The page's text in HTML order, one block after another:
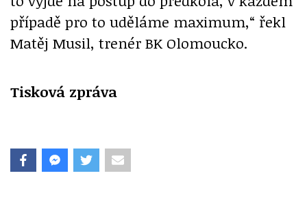
případě pro to uděláme maximum,“ řekl
Matěj Musil, trenér BK Olomoucko.
Tisková zpráva